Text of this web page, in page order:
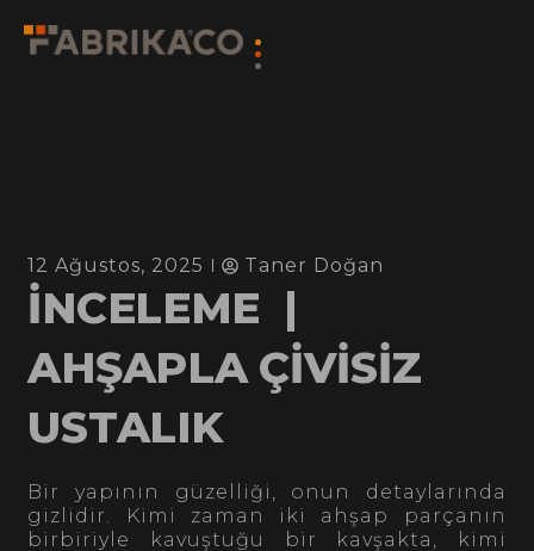
12 Ağustos, 2025 Taner Doğan
İNCELEME |
AHŞAPLA ÇİVİSİZ
USTALIK
Bir yapının güzelliği, onun detaylarında
gizlidir. Kimi zaman iki ahşap parçanın
birbiriyle kavuştuğu bir kavşakta, kimi